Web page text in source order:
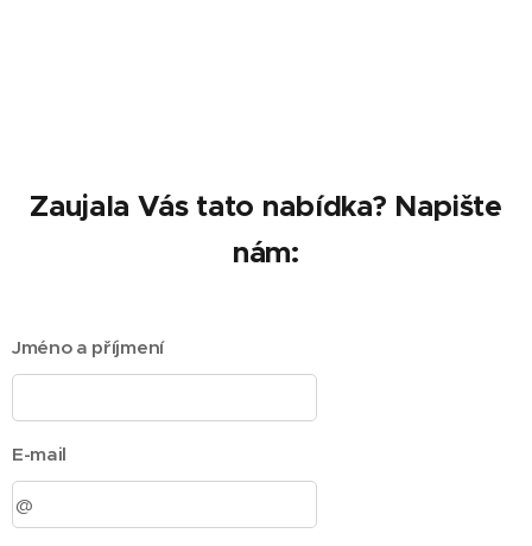
Zaujala Vás tato nabídka? Napište
nám:
Jméno a příjmení
E-mail